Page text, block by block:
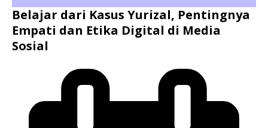
Belajar dari Kasus Yurizal, Pentingnya
Empati dan Etika Digital di Media
Sosial